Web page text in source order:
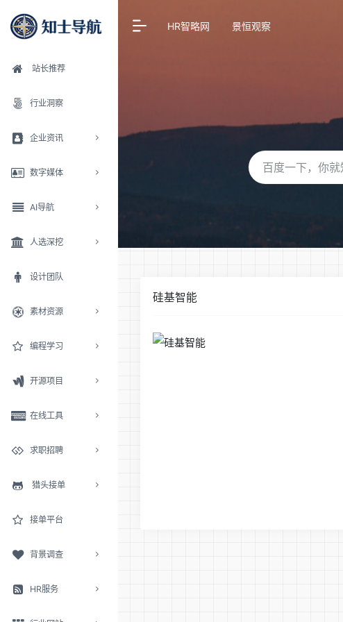
站长推荐
行业洞察
企业资讯
数字媒体
AI导航
人选深挖
设计团队
素材资源
编程学习
开源项目
在线工具
求职招聘
猎头接单
接单平台
背景调查
HR服务
HR智略网 景恒观察
硅基智能